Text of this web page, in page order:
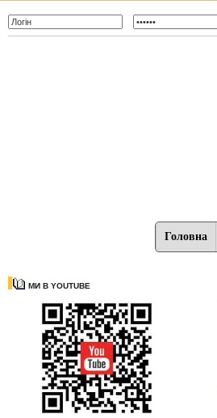
Головна
МИ В YOUTUBE